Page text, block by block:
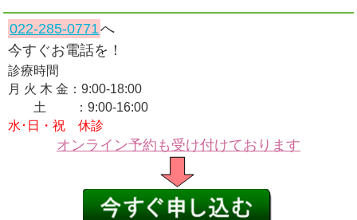
022-285-0771へ
今すぐお電話を！
診療時間
月 火 木 金：9:00-18:00
土 ：9:00-16:00
水･日・祝 休診
オンライン予約も受け付けております